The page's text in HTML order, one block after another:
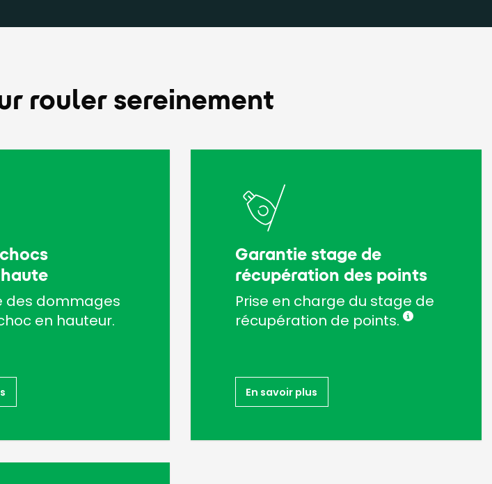
rouler sereinement
des dommages
en hauteur.
Garantie stage de
récupération des points
Prise en charge du stage de
récupération de points.
En savoir plus